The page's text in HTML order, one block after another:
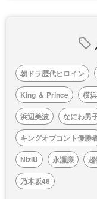
朝ドラ歴代ヒロイン
King ＆ Prince
横
浜辺美波
なにわ男
キングオブコント優勝
NiziU
永瀬廉
乃木坂46